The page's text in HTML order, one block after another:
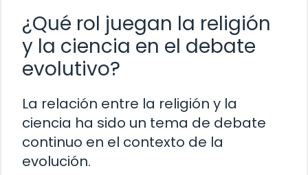
¿Qué rol juegan la religión
y la ciencia en el debate
evolutivo?
La relación entre la religión y la
ciencia ha sido un tema de debate
continuo en el contexto de la
evolución.